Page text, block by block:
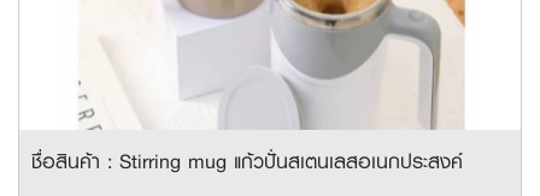
ชื่อสินค้า : Stirring mug แก้วปั่นสเตนเลสอเนกประสงค์